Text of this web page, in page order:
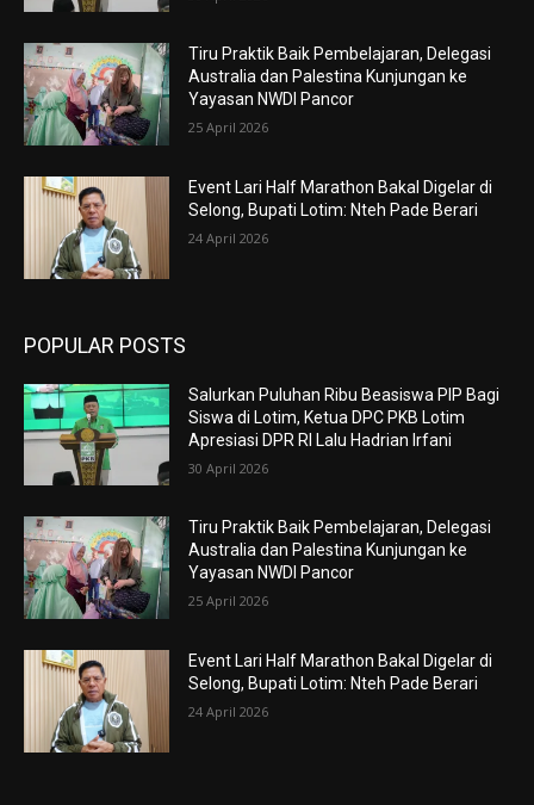
Tiru Praktik Baik Pembelajaran, Delegasi
Australia dan Palestina Kunjungan ke
Yayasan NWDI Pancor
25 April 2026
Event Lari Half Marathon Bakal Digelar di
Selong, Bupati Lotim: Nteh Pade Berari
24 April 2026
POPULAR POSTS
Salurkan Puluhan Ribu Beasiswa PIP Bagi
Siswa di Lotim, Ketua DPC PKB Lotim
Apresiasi DPR RI Lalu Hadrian Irfani
30 April 2026
Tiru Praktik Baik Pembelajaran, Delegasi
Australia dan Palestina Kunjungan ke
Yayasan NWDI Pancor
25 April 2026
Event Lari Half Marathon Bakal Digelar di
Selong, Bupati Lotim: Nteh Pade Berari
24 April 2026